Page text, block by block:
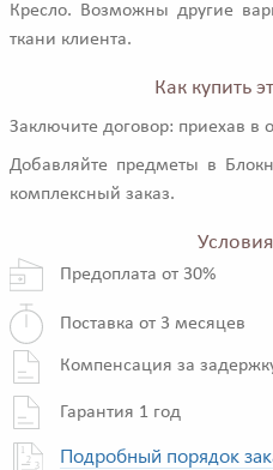
Кресло. Возможны другие
ткани клиента.
Как купить
Заключите договор: приехав в
Добавляйте предметы в
комплексный заказ.
Предоплата от 30%
Поставка от 3 месяцев
Компенсация за
Гарантия 1 год
Подробный порядок